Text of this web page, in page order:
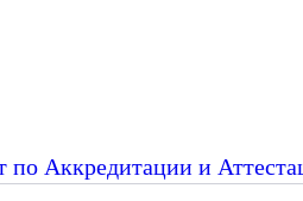
по Аккредитации и